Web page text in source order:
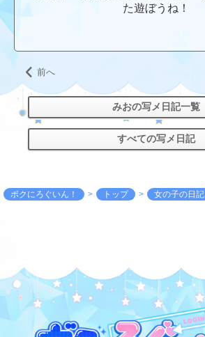
た遊ぼうね！
前へ
みおの写メ日記一覧
すべての写メ日記
ボクにろぐいん！ トップ 女の子の日記